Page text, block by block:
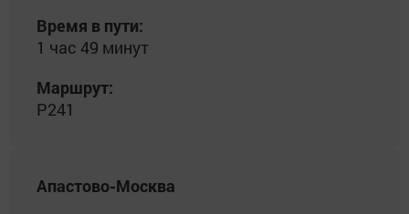
Время в пути:
1 час 49 минут
Маршрут:
Р241
Апастово-Москва